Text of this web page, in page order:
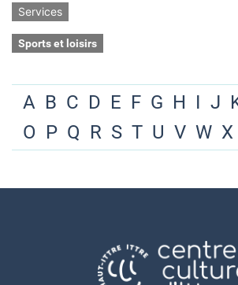
Services
Sports et loisirs
A B C D E F G H I J
O P Q R S T U V W X